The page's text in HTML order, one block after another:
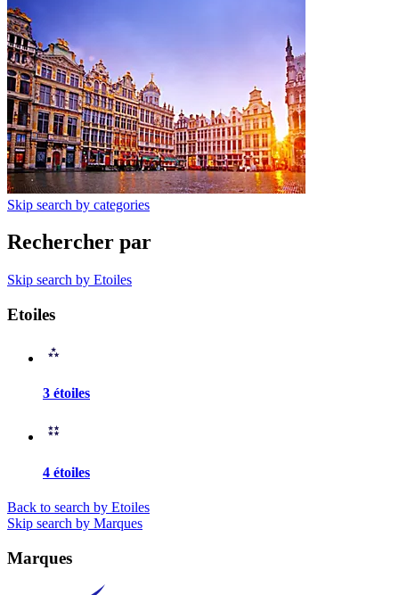
Skip search by categories
Rechercher par
Skip search by Etoiles
Etoiles
3 étoiles
4 étoiles
Back to search by Etoiles
Skip search by Marques
Marques